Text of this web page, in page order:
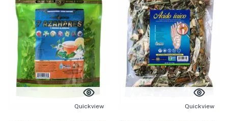
)
Bebes )
Populares )
Quickview Quickview